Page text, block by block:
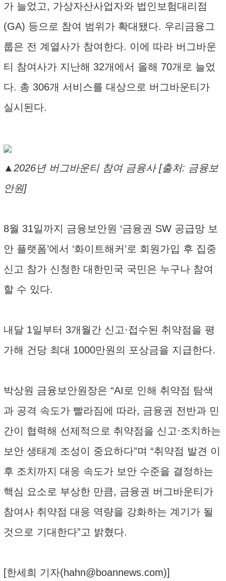
가 늘었고, 가상자산사업자와 법인보험대리점
(GA) 등으로 참여 범위가 확대됐다. 우리금융그
룹은 전 계열사가 참여한다. 이에 따라 버그바운
티 참여사가 지난해 32개에서 올해 70개로 늘었
다. 총 306개 서비스를 대상으로 버그바운티가
실시된다.
▲2026년 버그바운티 참여 금융사 [출처: 금융보
안원]
8월 31일까지 금융보안원 ‘금융권 SW 공급망 보
안 플랫폼’에서 ‘화이트해커’로 회원가입 후 집중
신고 참가 신청한 대한민국 국민은 누구나 참여
할 수 있다.
내달 1일부터 3개월간 신고·접수된 취약점을 평
가해 건당 최대 1000만원의 포상금을 지급한다.
박상원 금융보안원장은 “AI로 인해 취약점 탐색
과 공격 속도가 빨라짐에 따라, 금융권 전반과 민
간이 협력해 선제적으로 취약점을 신고·조치하는
보안 생태계 조성이 중요하다”며 “취약점 발견 이
후 조치까지 대응 속도가 보안 수준을 결정하는
핵심 요소로 부상한 만큼, 금융권 버그바운티가
참여사 취약점 대응 역량을 강화하는 계기가 될
것으로 기대한다”고 밝혔다.
[한세희 기자(hahn@boannews.com)]